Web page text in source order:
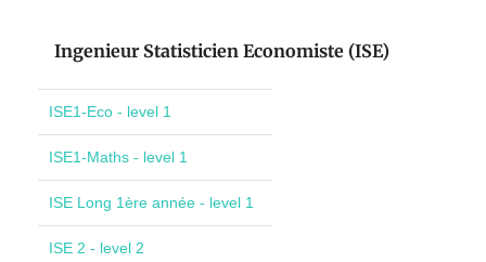
Ingenieur Statisticien Economiste (ISE)
ISE1-Eco - level 1
ISE1-Maths - level 1
ISE Long 1ère année - level 1
ISE 2 - level 2